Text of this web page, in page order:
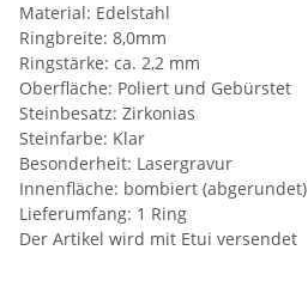
Material: Edelstahl
Ringbreite: 8,0mm
Ringstärke: ca. 2,2 mm
Oberfläche: Poliert und Gebürstet
Steinbesatz: Zirkonias
Steinfarbe: Klar
Besonderheit: Lasergravur
Innenfläche: bombiert (abgerundet)
Lieferumfang: 1 Ring
Der Artikel wird mit Etui versendet